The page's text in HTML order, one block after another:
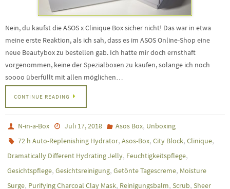
Nein, du kaufst die ASOS x Clinique Box sicher nicht! Das war in etwa
meine erste Reaktion, als ich sah, dass es im ASOS Online-Shop eine
neue Beautybox zu bestellen gab. Ich hatte mir doch ernsthaft
vorgenommen, keine der Spezialboxen zu kaufen, solange ich noch
soooo überfüllt mit allen möglichen…
CONTINUE READING
N-in-a-Box Juli 17, 2018 Asos Box, Unboxing
72 h Auto-Replenishing Hydrator,Asos-Box,City Block,Clinique,
Dramatically Different Hydrating Jelly, Feuchtigkeitspflege,
Gesichtspflege, Gesichtsreinigung, Getönte Tagescreme, Moisture
Surge, Purifying Charcoal Clay Mask, Reinigungsbalm, Scrub, Sheer